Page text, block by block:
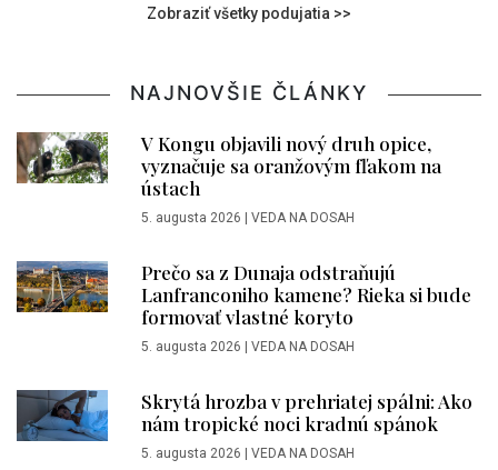
Zobraziť všetky podujatia >>
NAJNOVŠIE ČLÁNKY
V Kongu objavili nový druh opice,
vyznačuje sa oranžovým fľakom na
ústach
5. augusta 2026 VEDA NA DOSAH
Prečo sa z Dunaja odstraňujú
Lanfranconiho kamene? Rieka si bude
formovať vlastné koryto
5. augusta 2026 VEDA NA DOSAH
Skrytá hrozba v prehriatej spálni: Ako
nám tropické noci kradnú spánok
5. augusta 2026 VEDA NA DOSAH